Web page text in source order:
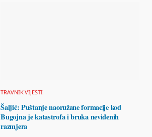
TRAVNIK VIJESTI
Šaljić: Puštanje naoružane formacije kod
Bugojna je katastrofa i bruka neviđenih
razmjera